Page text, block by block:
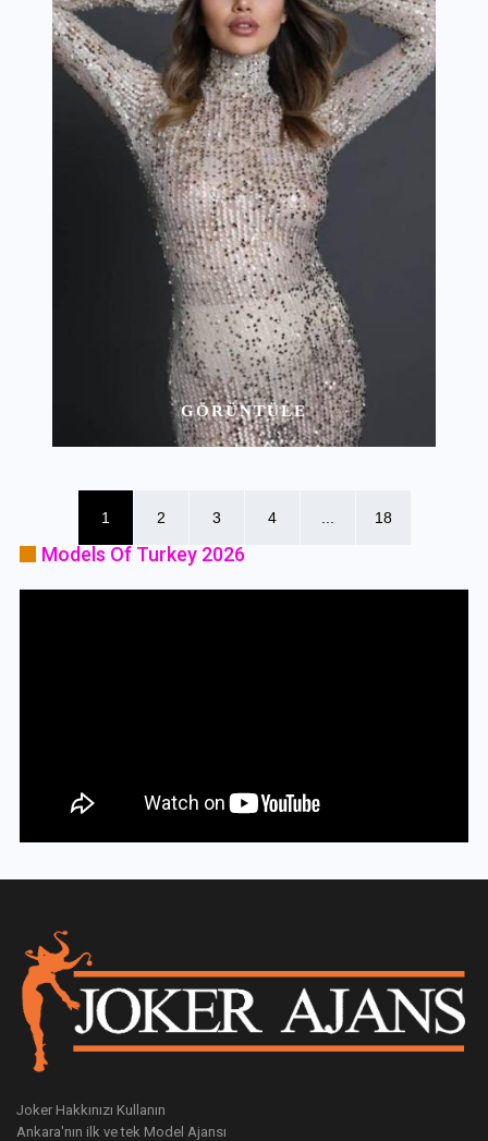
GÖRÜNTÜLE
1 2 3 4 18
Models Of Turkey 2026
Joker Hakkınızı Kullanın
Ankara'nın ilk ve tek Model Ajansı